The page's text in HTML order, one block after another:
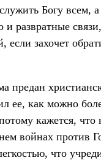
Богу
и развратные
если захочет
предан
ее, как можно
кажется, что
войнах против
что